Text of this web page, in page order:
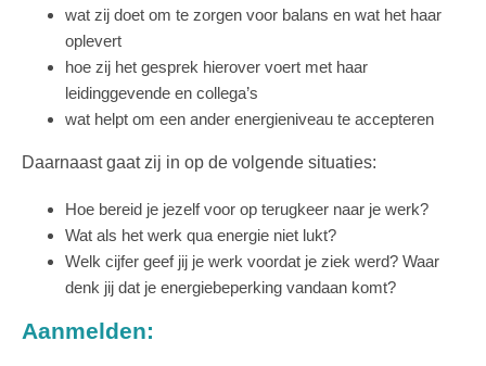
wat zij doet om te zorgen voor balans en wat het haar
oplevert
hoe zij het gesprek hierover voert met haar
leidinggevende en collega’s
wat helpt om een ander energieniveau te accepteren
Daarnaast gaat zij in op de volgende situaties:
Hoe bereid je jezelf voor op terugkeer naar je werk?
Wat als het werk qua energie niet lukt?
Welk cijfer geef jij je werk voordat je ziek werd? Waar
denk jij dat je energiebeperking vandaan komt?
Aanmelden: